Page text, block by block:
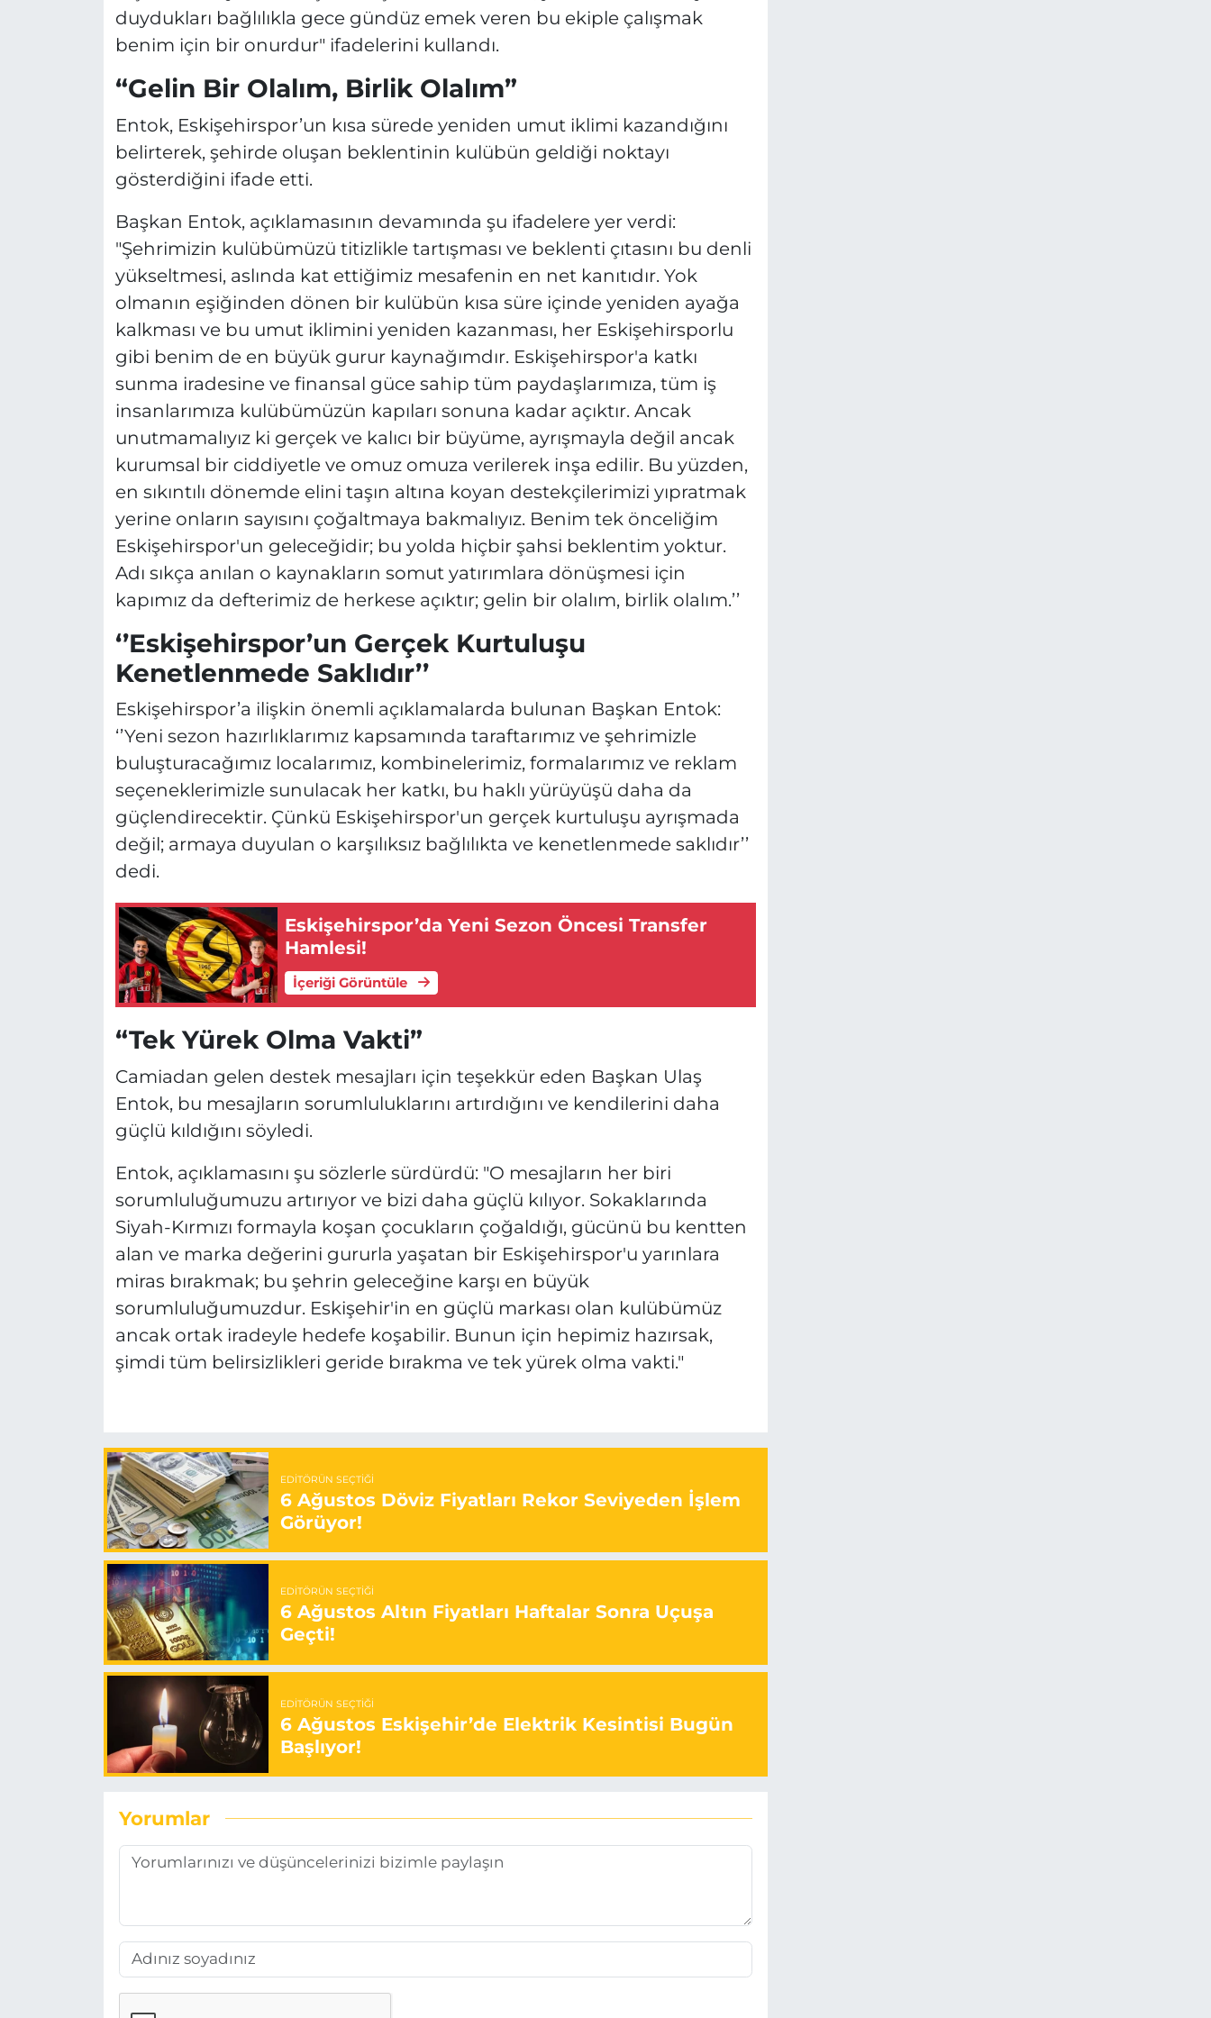
duydukları bağlılıkla gece gündüz emek veren bu ekiple çalışmak
benim için bir onurdur" ifadelerini kullandı.
“Gelin Bir Olalım, Birlik Olalım”
Entok, Eskişehirspor’un kısa sürede yeniden umut iklimi kazandığını
belirterek, şehirde oluşan beklentinin kulübün geldiği noktayı
gösterdiğini ifade etti.
Başkan Entok, açıklamasının devamında şu ifadelere yer verdi:
"Şehrimizin kulübümüzü titizlikle tartışması ve beklenti çıtasını bu denli
yükseltmesi, aslında kat ettiğimiz mesafenin en net kanıtıdır. Yok
olmanın eşiğinden dönen bir kulübün kısa süre içinde yeniden ayağa
kalkması ve bu umut iklimini yeniden kazanması, her Eskişehirsporlu
gibi benim de en büyük gurur kaynağımdır. Eskişehirspor'a katkı
sunma iradesine ve finansal güce sahip tüm paydaşlarımıza, tüm iş
insanlarımıza kulübümüzün kapıları sonuna kadar açıktır. Ancak
unutmamalıyız ki gerçek ve kalıcı bir büyüme, ayrışmayla değil ancak
kurumsal bir ciddiyetle ve omuz omuza verilerek inşa edilir. Bu yüzden,
en sıkıntılı dönemde elini taşın altına koyan destekçilerimizi yıpratmak
yerine onların sayısını çoğaltmaya bakmalıyız. Benim tek önceliğim
Eskişehirspor'un geleceğidir; bu yolda hiçbir şahsi beklentim yoktur.
Adı sıkça anılan o kaynakların somut yatırımlara dönüşmesi için
kapımız da defterimiz de herkese açıktır; gelin bir olalım, birlik olalım.’’
‘’Eskişehirspor’un Gerçek Kurtuluşu
Kenetlenmede Saklıdır’’
Eskişehirspor’a ilişkin önemli açıklamalarda bulunan Başkan Entok:
‘’Yeni sezon hazırlıklarımız kapsamında taraftarımız ve şehrimizle
buluşturacağımız localarımız, kombinelerimiz, formalarımız ve reklam
seçeneklerimizle sunulacak her katkı, bu haklı yürüyüşü daha da
güçlendirecektir. Çünkü Eskişehirspor'un gerçek kurtuluşu ayrışmada
değil; armaya duyulan o karşılıksız bağlılıkta ve kenetlenmede saklıdır’’
dedi.
Eskişehirspor’da Yeni Sezon Öncesi Transfer
Hamlesi!
İçeriği Görüntüle
“Tek Yürek Olma Vakti”
Camiadan gelen destek mesajları için teşekkür eden Başkan Ulaş
Entok, bu mesajların sorumluluklarını artırdığını ve kendilerini daha
güçlü kıldığını söyledi.
Entok, açıklamasını şu sözlerle sürdürdü: "O mesajların her biri
sorumluluğumuzu artırıyor ve bizi daha güçlü kılıyor. Sokaklarında
Siyah-Kırmızı formayla koşan çocukların çoğaldığı, gücünü bu kentten
alan ve marka değerini gururla yaşatan bir Eskişehirspor'u yarınlara
miras bırakmak; bu şehrin geleceğine karşı en büyük
sorumluluğumuzdur. Eskişehir'in en güçlü markası olan kulübümüz
ancak ortak iradeyle hedefe koşabilir. Bunun için hepimiz hazırsak,
şimdi tüm belirsizlikleri geride bırakma ve tek yürek olma vakti."
EDITÖRÜN SEÇTIĞI
6 Ağustos Döviz Fiyatları Rekor Seviyeden İşlem
Görüyor!
EDITÖRÜN SEÇTIĞI
6 Ağustos Altın Fiyatları Haftalar Sonra Uçuşa
Geçti!
EDITÖRÜN SEÇTIĞI
6 Ağustos Eskişehir’de Elektrik Kesintisi Bugün
Başlıyor!
Yorumlar